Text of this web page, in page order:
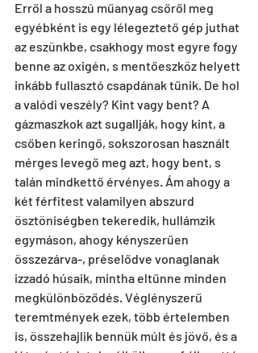
Erről a hosszú műanyag csőről meg
egyébként is egy lélegeztető gép juthat
az eszünkbe, csakhogy most egyre fogy
benne az oxigén, s mentőeszköz helyett
inkább fullasztó csapdának tűnik. De hol
a valódi veszély? Kint vagy bent? A
gázmaszkok azt sugallják, hogy kint, a
csőben keringő, sokszorosan használt
mérges levegő meg azt, hogy bent, s
talán mindkettő érvényes. Ám ahogy a
két férfitest valamilyen abszurd
ösztöniségben tekeredik, hullámzik
egymáson, ahogy kényszerűen
összezárva-, préselődve vonaglanak
izzadó húsaik, mintha eltűnne minden
megkülönböződés. Véglényszerű
teremtmények ezek, több értelemben
is, összehajlik bennük múlt és jövő, és a